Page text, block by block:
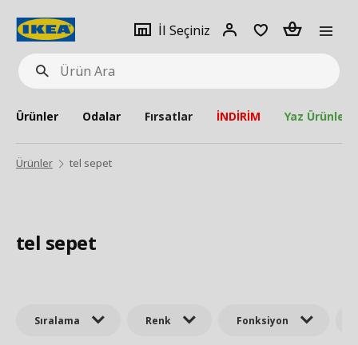
Ürün
Ara
İl Seçiniz
Giriş
Adet
Ürünler Odalar Fırsatlar İNDİRİM Yaz Ürünleri
Ürünler tel sepet
tel sepet
Sıralama Renk Fonksiyon